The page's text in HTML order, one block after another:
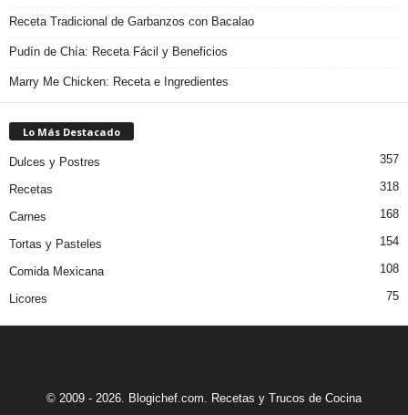
Receta Tradicional de Garbanzos con Bacalao
Pudín de Chía: Receta Fácil y Beneficios
Marry Me Chicken: Receta e Ingredientes
Lo Más Destacado
Dulces y Postres 357
Recetas 318
Carnes 168
Tortas y Pasteles 154
Comida Mexicana 108
Licores 75
© 2009 - 2026. Blogichef.com. Recetas y Trucos de Cocina